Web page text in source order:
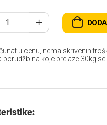
u cenu, nema skrivenih
porudžbina koje prelaze 30kg